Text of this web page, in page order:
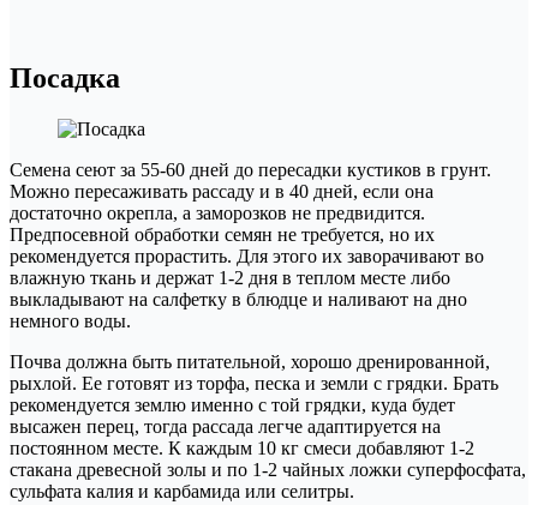
Посадка
Семена сеют за 55-60 дней до пересадки кустиков в грунт.
Можно пересаживать рассаду и в 40 дней, если она
достаточно окрепла, а заморозков не предвидится.
Предпосевной обработки семян не требуется, но их
рекомендуется прорастить. Для этого их заворачивают во
влажную ткань и держат 1-2 дня в теплом месте либо
выкладывают на салфетку в блюдце и наливают на дно
немного воды.
Почва должна быть питательной, хорошо дренированной,
рыхлой. Ее готовят из торфа, песка и земли с грядки. Брать
рекомендуется землю именно с той грядки, куда будет
высажен перец, тогда рассада легче адаптируется на
постоянном месте. К каждым 10 кг смеси добавляют 1-2
стакана древесной золы и по 1-2 чайных ложки суперфосфата,
сульфата калия и карбамида или селитры.